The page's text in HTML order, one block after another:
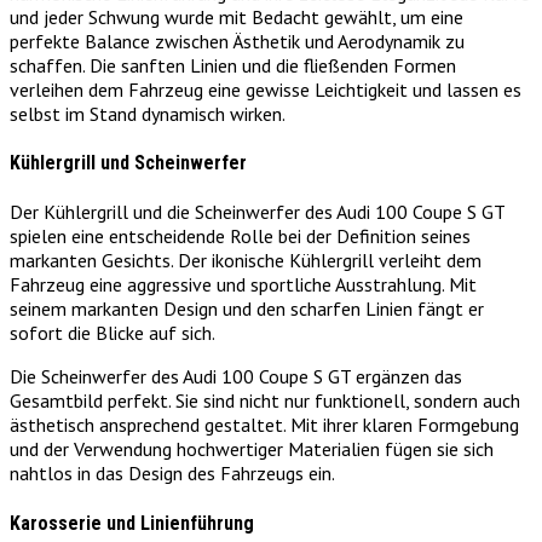
und jeder Schwung wurde mit Bedacht gewählt, um eine
perfekte Balance zwischen Ästhetik und Aerodynamik zu
schaffen. Die sanften Linien und die fließenden Formen
verleihen dem Fahrzeug eine gewisse Leichtigkeit und lassen es
selbst im Stand dynamisch wirken.
Kühlergrill und Scheinwerfer
Der Kühlergrill und die Scheinwerfer des Audi 100 Coupe S GT
spielen eine entscheidende Rolle bei der Definition seines
markanten Gesichts. Der ikonische Kühlergrill verleiht dem
Fahrzeug eine aggressive und sportliche Ausstrahlung. Mit
seinem markanten Design und den scharfen Linien fängt er
sofort die Blicke auf sich.
Die Scheinwerfer des Audi 100 Coupe S GT ergänzen das
Gesamtbild perfekt. Sie sind nicht nur funktionell, sondern auch
ästhetisch ansprechend gestaltet. Mit ihrer klaren Formgebung
und der Verwendung hochwertiger Materialien fügen sie sich
nahtlos in das Design des Fahrzeugs ein.
Karosserie und Linienführung